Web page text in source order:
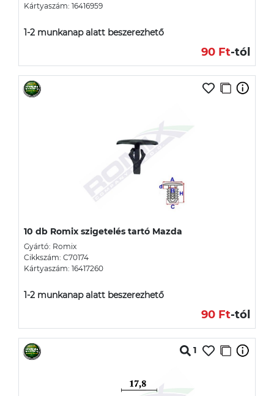
Kártyaszám: 16416959
1-2 munkanap alatt beszerezhető
90 Ft-tól
10 db Romix szigetelés tartó Mazda
Gyártó: Romix
Cikkszám: C70174
Kártyaszám: 16417260
1-2 munkanap alatt beszerezhető
90 Ft-tól
1